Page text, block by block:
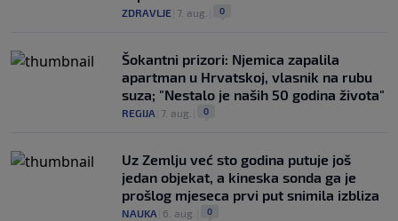
ZDRAVLJE 7. aug. 0
Šokantni prizori: Njemica zapalila
apartman u Hrvatskoj, vlasnik na rubu
suza; "Nestalo je naših 50 godina života"
REGIJA 7. aug. 0
Uz Zemlju već sto godina putuje još
jedan objekat, a kineska sonda ga je
prošlog mjeseca prvi put snimila izbliza
NAUKA 6. aug. 0